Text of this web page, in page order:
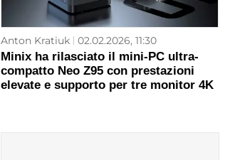
Anton Kratiuk 02.02.2026, 11:30
Minix ha rilasciato il mini-PC ultra-
compatto Neo Z95 con prestazioni
elevate e supporto per tre monitor 4K